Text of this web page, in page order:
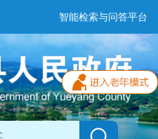
智能检索与问答平台